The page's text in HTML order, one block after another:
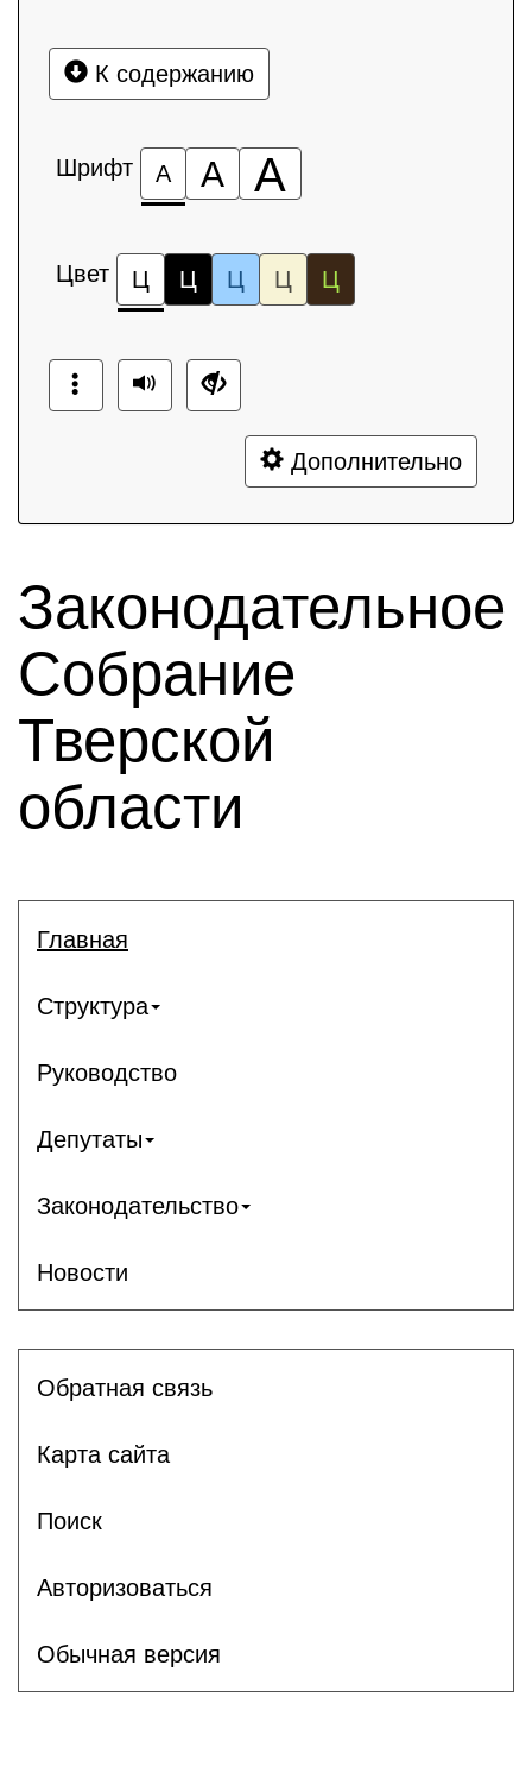
К содержанию
Шрифт А А А
Цвет Ц Ц Ц Ц Ц
Дополнительно
Законодательное
Собрание
Тверской
области
Главная
Структура
Руководство
Депутаты
Законодательство
Новости
Обратная связь
Карта сайта
Поиск
Авторизоваться
Обычная версия